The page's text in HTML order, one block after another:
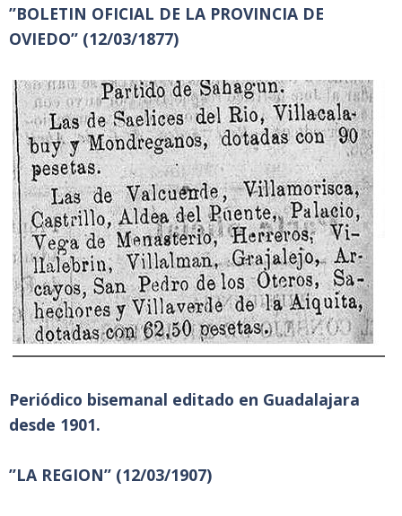
”BOLETIN OFICIAL DE LA PROVINCIA DE
OVIEDO” (12/03/1877)
Periódico bisemanal editado en Guadalajara
desde 1901.
”LA REGION” (12/03/1907)